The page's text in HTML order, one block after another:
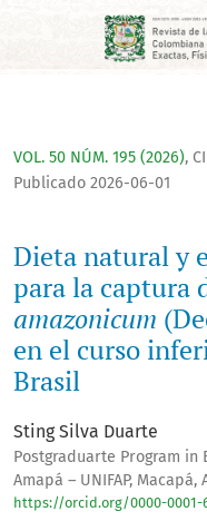
Dieta natural y eficacia
VOL. 50 NÚM. 195 (2026),
Dieta natural y
para la captura
amazonicum
en el curso
Brasil
Publicado 2026-06-01
Sting Silva Duarte
Postgraduarte Program
Amapá – UNIFAP, Macapá,
https://orcid.org/0000-0001-